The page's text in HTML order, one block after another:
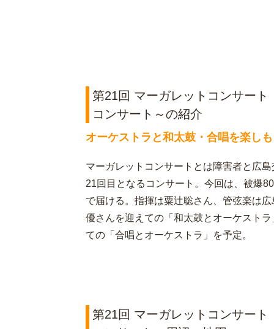
第21回 マーガレットコンサート
コンサート～の紹介
オーケストラと和太鼓・合唱を楽しも
マーガレットコンサートとは障害者と広
21回目となるコンサート。今回は、被爆
で届ける。指揮は粟辻聡さん、管弦楽は
優さんを迎えての「和太鼓とオーケスト
ての「合唱とオーケストラ」を予定。
第21回 マーガレットコンサート